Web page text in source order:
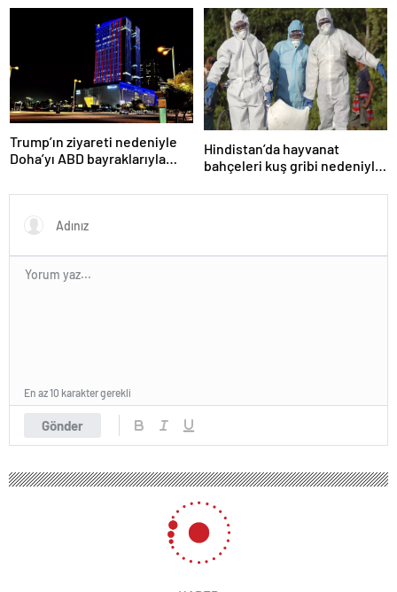
Trump’ın ziyareti nedeniyle
Doha’yı ABD bayraklarıyla
Hindistan’da hayvanat
bahçeleri kuş gribi nedeniyle
Gönder
En az 10 karakter gerekli